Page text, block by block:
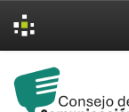
navigation